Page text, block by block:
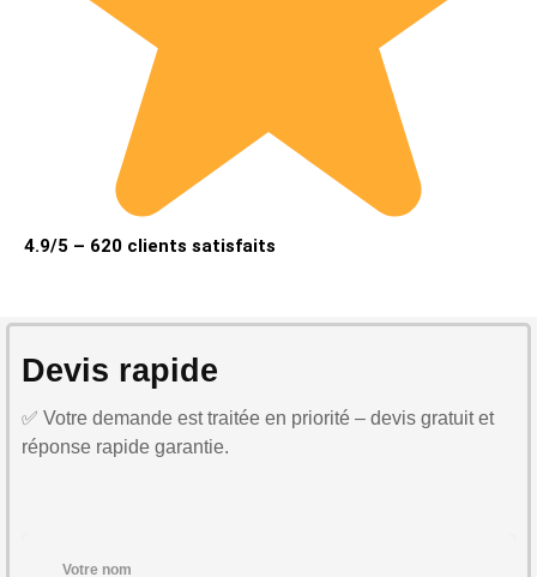
4.9/5 – 620 clients satisfaits
Devis rapide
✅ Votre demande est traitée en priorité – devis gratuit et
réponse rapide garantie.
Votre nom